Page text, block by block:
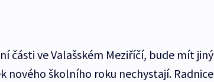
části ve Valašském Meziříčí, bude mít jiný
nového školního roku nechystají. Radnice